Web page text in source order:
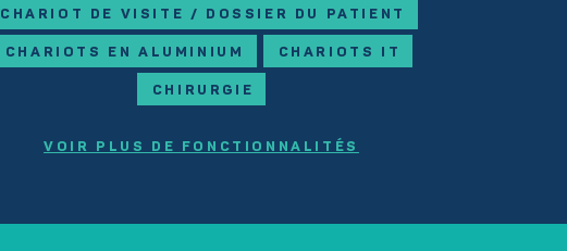
CHARIOT DE VISITE / DOSSIER DU PATIENT
CHARIOTS EN ALUMINIUM CHARIOTS IT
CHIRURGIE
VOIR PLUS DE FONCTIONNALITÉS